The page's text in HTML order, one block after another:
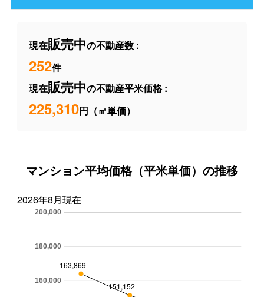
現在販売中の不動産数 :
252件
現在販売中の不動産平米価格 :
225,310円（㎡単価）
マンション平均価格（平米単価）の推移
2026年8月現在
160,000
180,000
200,000
163,869
151,152